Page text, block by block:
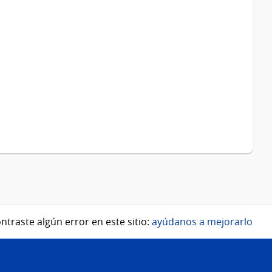
algún error en este sitio: ayúdanos a mejorarlo